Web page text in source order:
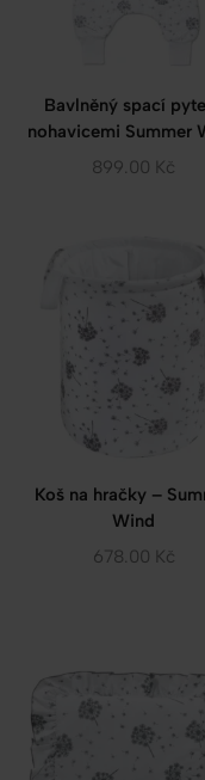
Bavlněný spací
nohavicemi Summer
899.00 Kč
Koš na hračky –
Wind
678.00 Kč